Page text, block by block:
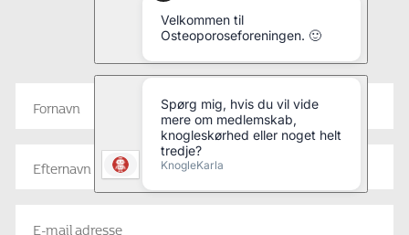
Vil du have seneste nyt fra
Osteoporoseforeningen?